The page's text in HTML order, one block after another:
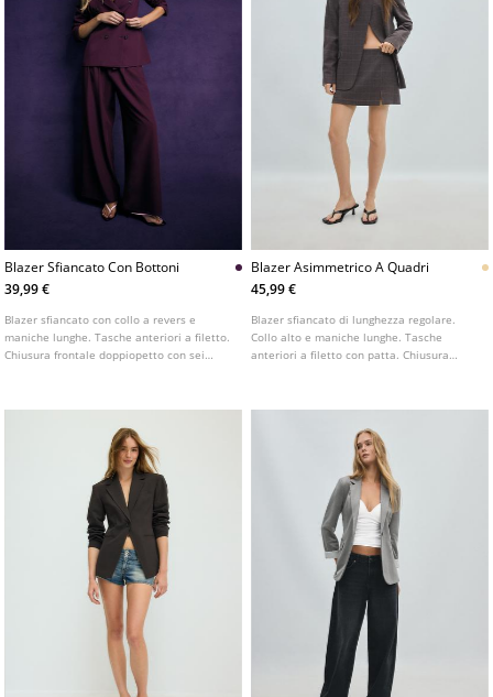
Blazer Sfiancato Con Bottoni
39,99 €
Blazer sfiancato con collo a revers e
maniche lunghe. Tasche anteriori a filetto.
Chiusura frontale doppiopetto con sei
Blazer Asimmetrico A Quadri
45,99 €
Blazer sfiancato di lunghezza regolare.
Collo alto e maniche lunghe. Tasche
anteriori a filetto con patta. Chiusura